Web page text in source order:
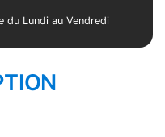
du Lundi au Vendredi